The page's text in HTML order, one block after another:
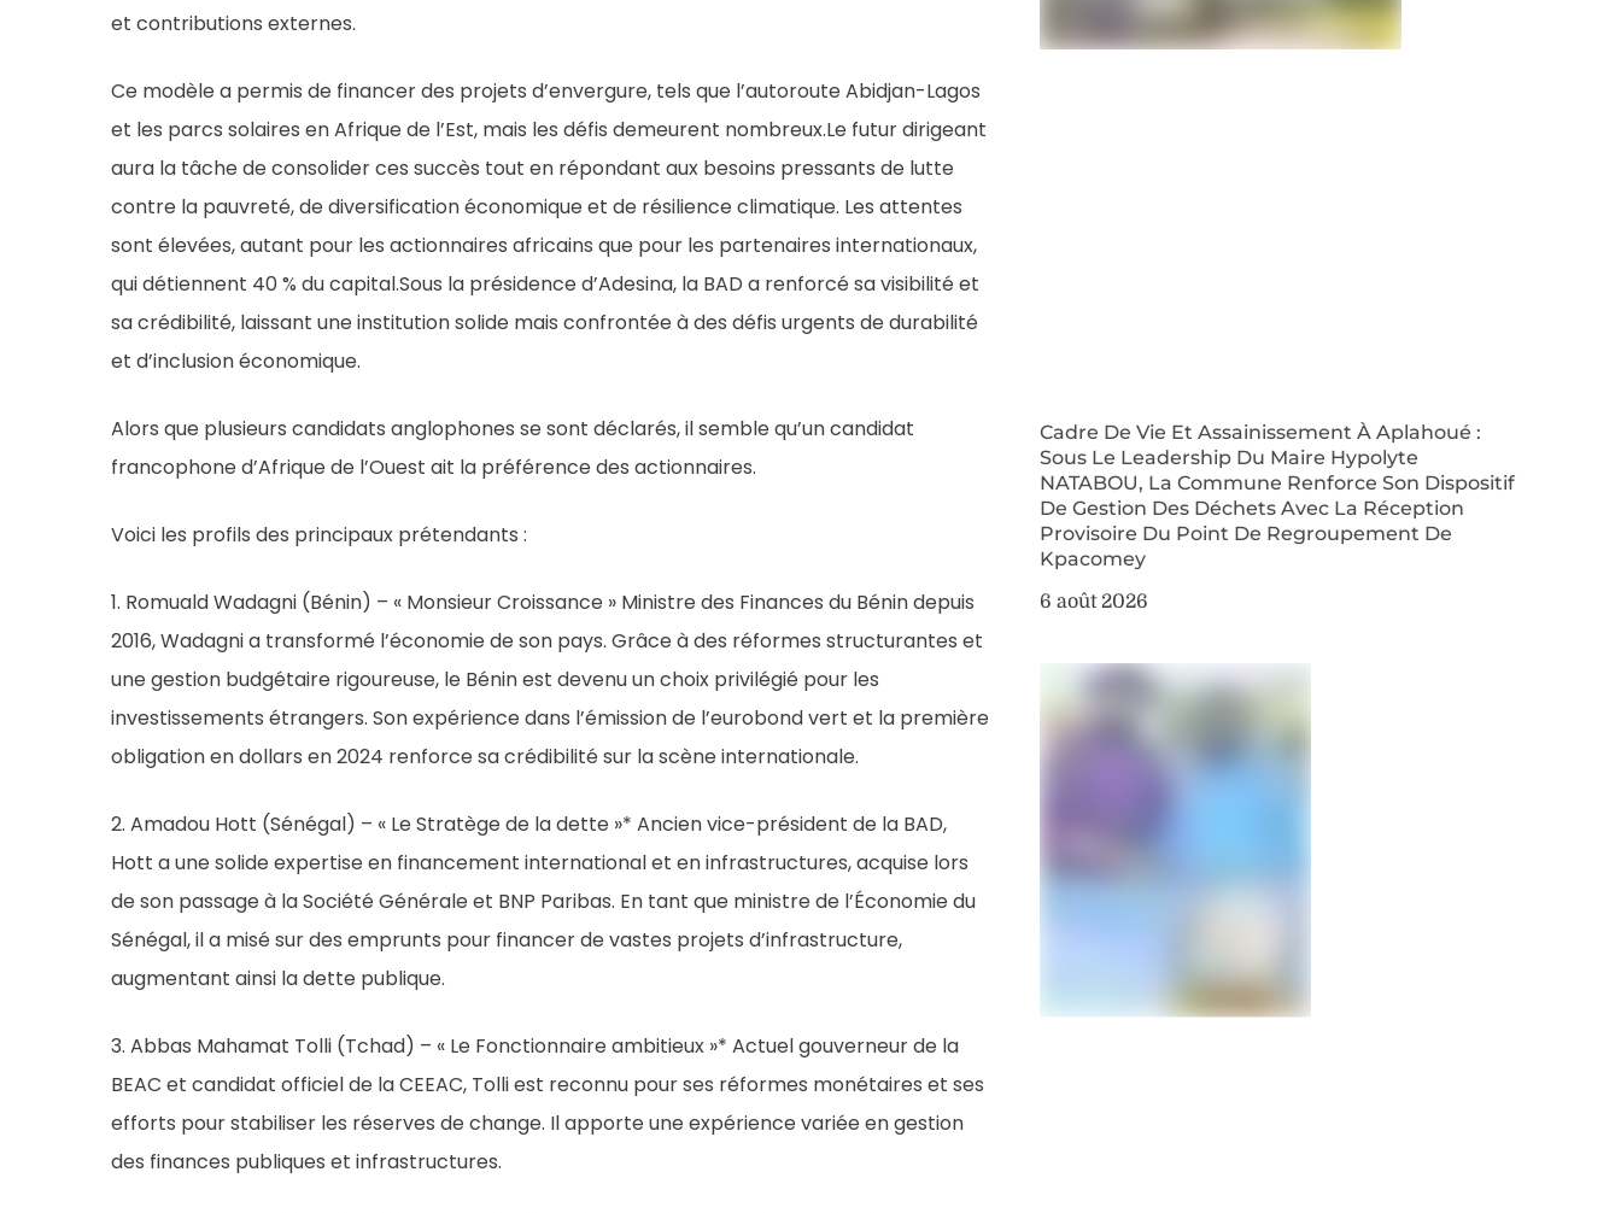
et contributions externes.
Ce modèle a permis de financer des projets d’envergure, tels que l’autoroute Abidjan-Lagos
et les parcs solaires en Afrique de l’Est, mais les défis demeurent nombreux.Le futur dirigeant
aura la tâche de consolider ces succès tout en répondant aux besoins pressants de lutte
contre la pauvreté, de diversification économique et de résilience climatique. Les attentes
sont élevées, autant pour les actionnaires africains que pour les partenaires internationaux,
qui détiennent 40 % du capital.Sous la présidence d’Adesina, la BAD a renforcé sa visibilité et
sa crédibilité, laissant une institution solide mais confrontée à des défis urgents de durabilité
et d’inclusion économique.
Alors que plusieurs candidats anglophones se sont déclarés, il semble qu’un candidat
francophone d’Afrique de l’Ouest ait la préférence des actionnaires.
Voici les profils des principaux prétendants :
1. Romuald Wadagni (Bénin) – « Monsieur Croissance » Ministre des Finances du Bénin depuis
2016, Wadagni a transformé l’économie de son pays. Grâce à des réformes structurantes et
une gestion budgétaire rigoureuse, le Bénin est devenu un choix privilégié pour les
investissements étrangers. Son expérience dans l’émission de l’eurobond vert et la première
obligation en dollars en 2024 renforce sa crédibilité sur la scène internationale.
2. Amadou Hott (Sénégal) – « Le Stratège de la dette »* Ancien vice-président de la BAD,
Hott a une solide expertise en financement international et en infrastructures, acquise lors
de son passage à la Société Générale et BNP Paribas. En tant que ministre de l’Économie du
Sénégal, il a misé sur des emprunts pour financer de vastes projets d’infrastructure,
augmentant ainsi la dette publique.
3. Abbas Mahamat Tolli (Tchad) – « Le Fonctionnaire ambitieux »* Actuel gouverneur de la
BEAC et candidat officiel de la CEEAC, Tolli est reconnu pour ses réformes monétaires et ses
efforts pour stabiliser les réserves de change. Il apporte une expérience variée en gestion
des finances publiques et infrastructures.
Cadre De Vie Et Assainissement À Aplahoué :
Sous Le Leadership Du Maire Hypolyte
NATABOU, La Commune Renforce Son Dispositif
De Gestion Des Déchets Avec La Réception
Provisoire Du Point De Regroupement De
Kpacomey
6 août 2026